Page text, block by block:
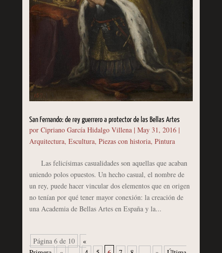
San Fernando: de rey guerrero a protector de las Bellas Artes
por Cipriano García Hidalgo Villena| May 31, 2016|
Arquitectura, Escultura, Piezas con historia, Pintura
Las felicísimas casualidades son aquellas que acaban
uniendo polos opuestos. Un hecho casual, el nombre de
un rey, puede hacer vincular dos elementos que en origen
no tenían por qué tener mayor conexión: la creación de
una Academia de Bellas Artes en España y la...
Página 6 de 10
«